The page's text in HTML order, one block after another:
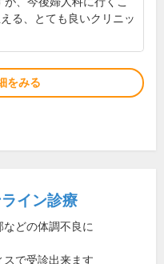
る、とても良いクリニッ
をみる
イン診療
どの体調不良に
スで受診出来ます